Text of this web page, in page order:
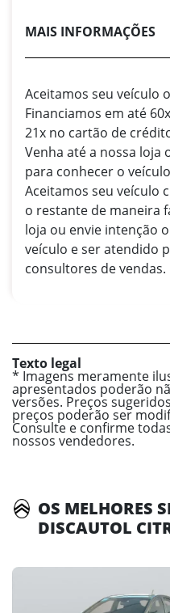
MAIS INFORMAÇÕES
Aceitamos seu veículo
Financiamos em até
21x no cartão de
Venha até a nossa loja
para conhecer o
Aceitamos seu veículo
o restante de maneira
loja ou envie intenção
veículo e ser atendido
consultores de vendas.
Texto legal
* Imagens meramente
apresentados poderão
versões. Preços
preços poderão ser
Consulte e confirme
nossos vendedores.
OS MELHORES
DISCAUTOL